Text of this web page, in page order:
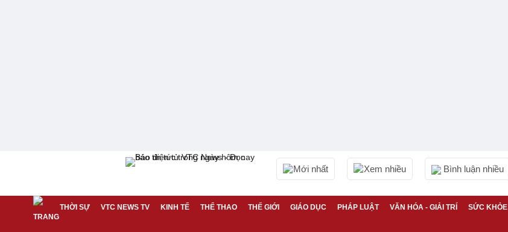
Mới nhất Xem nhiều Bình luận nhiều
THỜI SỰ VTC NEWS TV KINH TẾ THỂ THAO THẾ GIỚI GIÁO DỤC PHÁP LUẬT VĂN HÓA - GIẢI TRÍ SỨC KHỎE